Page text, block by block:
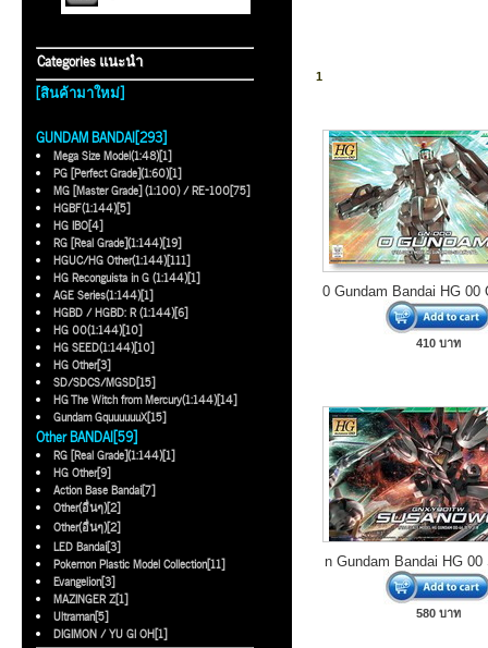
Categories แนะนำ
[สินค้ามาใหม่]
GUNDAM BANDAI[293]
Mega Size Model(1:48)[1]
PG [Perfect Grade](1:60)[1]
MG [Master Grade] (1:100) / RE-100[75]
HGBF(1:144)[5]
HG IBO[4]
RG [Real Grade](1:144)[19]
HGUC/HG Other(1:144)[111]
HG Reconguista in G (1:144)[1]
AGE Series(1:144)[1]
HGBD / HGBD: R (1:144)[6]
HG 00(1:144)[10]
HG SEED(1:144)[10]
HG Other[3]
SD/SDCS/MGSD[15]
HG The Witch from Mercury(1:144)[14]
Gundam GquuuuuuX[15]
Other BANDAI[59]
RG [Real Grade](1:144)[1]
HG Other[9]
Action Base Bandai[7]
Other(อื่นๆ)[2]
Other(อื่นๆ)[2]
LED Bandai[3]
Pokemon Plastic Model Collection[11]
Evangelion[3]
MAZINGER Z[1]
Ultraman[5]
DIGIMON / YU GI OH[1]
1
0 Gundam Bandai HG 00
410 บาท
n Gundam Bandai HG 00
580 บาท